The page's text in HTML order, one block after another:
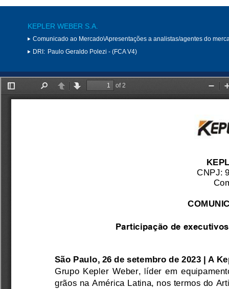
KEPLER WEBER S.A.
Comunicado ao Mercado\Apresentações a analistas/agentes do
DRI: Paulo Geraldo Polezi - (FCA V4)